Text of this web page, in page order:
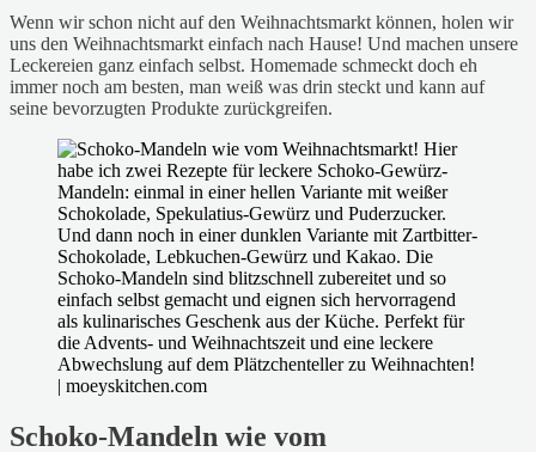
Wenn wir schon nicht auf den Weihnachtsmarkt können, holen wir
uns den Weihnachtsmarkt einfach nach Hause! Und machen unsere
Leckereien ganz einfach selbst. Homemade schmeckt doch eh
immer noch am besten, man weiß was drin steckt und kann auf
seine bevorzugten Produkte zurückgreifen.
Schoko-Mandeln wie vom